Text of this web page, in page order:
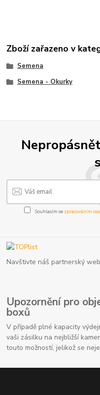
Zboží zařazeno v
Semena
Semena - Okurky
Souhlasím se zpracováním
Navštivte náš partnerský
Upozornění pro
boxů
V případě plné kapacity
vaši zásilku na nejbližší
touto možností, jelikož se